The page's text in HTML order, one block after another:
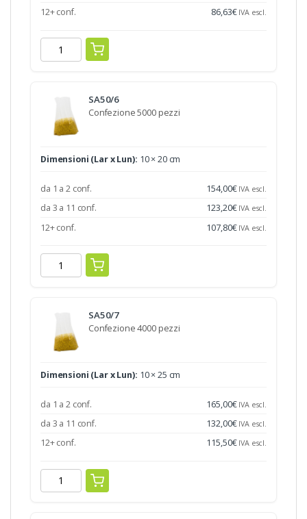
12+ conf. 86,63€ IVA escl.
SA50/6
Confezione 5000 pezzi
Dimensioni (Lar x Lun): 10 × 20 cm
da 1 a 2 conf. 154,00€ IVA escl.
da 3 a 11 conf. 123,20€ IVA escl.
12+ conf. 107,80€ IVA escl.
SA50/7
Confezione 4000 pezzi
Dimensioni (Lar x Lun): 10 × 25 cm
da 1 a 2 conf. 165,00€ IVA escl.
da 3 a 11 conf. 132,00€ IVA escl.
12+ conf. 115,50€ IVA escl.